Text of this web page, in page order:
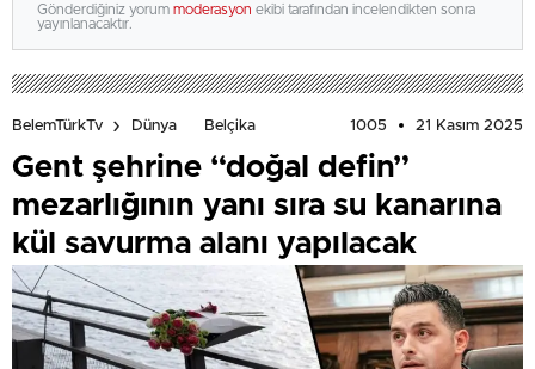
Gönderdiğiniz yorum moderasyon ekibi tarafından incelendikten sonra
yayınlanacaktır.
BelemTürkTv Dünya Belçika 1005 21 Kasım 2025
Gent şehrine “doğal defin”
mezarlığının yanı sıra su kanarına
kül savurma alanı yapılacak